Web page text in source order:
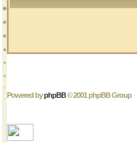
Powered byphpBB© 2001 phpBB Group